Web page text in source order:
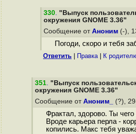
330. "Выпуск
окружения GNOME 3.36"
Сообщение от Аноним (-),
Погоди, скоро и тебя
Ответить Правка| К
351. "Выпуск
окружения GNOME 3.36"
Сообщение от Аноним_ (?),
Фрактал, здорово. Ты
Вроде карьера перла -
копились. Макс тебя